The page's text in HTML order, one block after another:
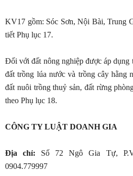
KV17 gồm: Sóc Sơn, Nội Bài, Trung
tiết Phụ lục 17.
Đối với đất nông nghiệp được áp dụng
đất trồng lúa nước và trồng cây hằng
đất nuôi trồng thuỷ sản, đất rừng
theo Phụ lục 18.
CÔNG TY LUẬT DOANH GIA
Địa chỉ: Số 72 Ngô Gia Tự,
0904.779997